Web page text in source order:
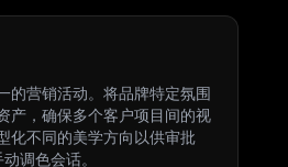
的营销活动。将品牌特定氛围
产，确保多个客户项目间的视
化不同的美学方向以供审批
调色会话。